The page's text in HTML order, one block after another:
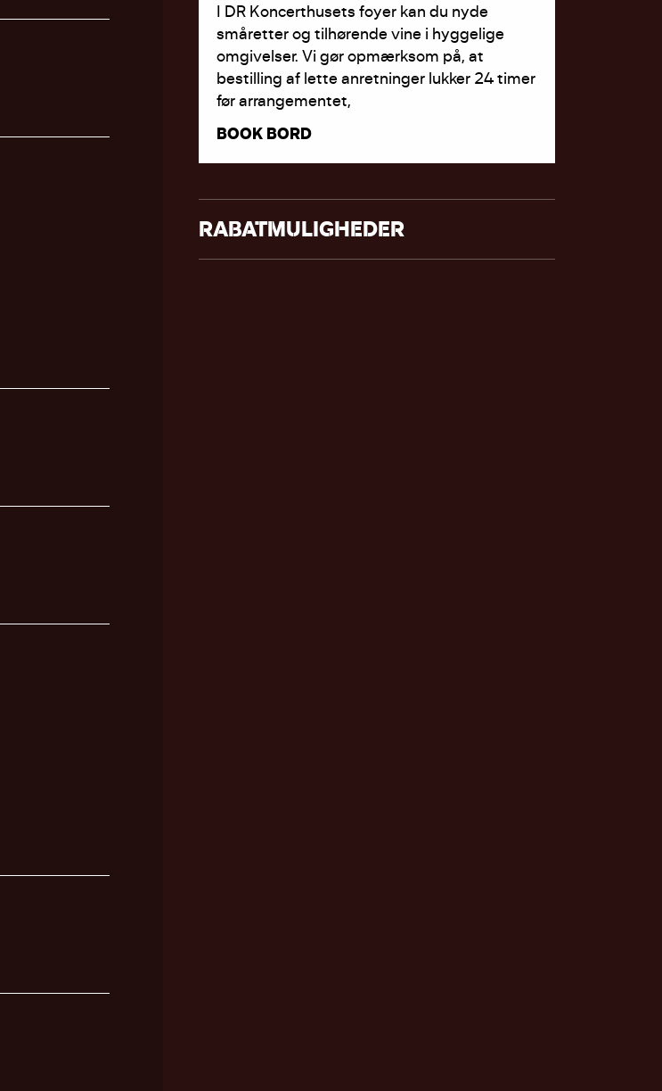
I DR Koncerthusets foyer kan du nyde
småretter og tilhørende vine i hyggelige
omgivelser. Vi gør opmærksom på, at
bestilling af lette anretninger lukker 24 timer
før arrangementet,
BOOK BORD
RABATMULIGHEDER